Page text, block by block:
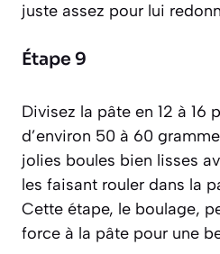
juste assez pour lui
Étape 9
Divisez la pâte en 12 à 16
d’environ 50 à 60
jolies boules bien lisses
les faisant rouler dans la
Cette étape, le boulage,
force à la pâte pour une